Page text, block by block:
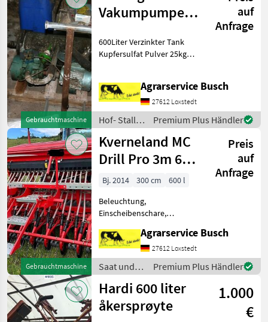
/ Amazone
Gebrauchtmaschine
Vakumpumpe
Schlldämpfer
auf
Anfrage
600Liter Verzinkter Tank
Kupfersulfat Pulver 25kg
MelktechnikAgrarservice Busch
27612 Loxstedt
Hof- Stall-
und
Weidetechnik
/ Sonstige
Premium Plus Händler
Gebrauchtmaschine
Kverneland MC
Drill Pro 3m 600
Liter
Saatguttank 24
CX Säs
Preis
auf
Anfrage
Bj. 2014 300 cm
600 l
Beleuchtung,
Einscheibenschare,
Saatmengenverstellung,
hydr.
Schardruckverstellung,
Schleppschare,
Spuranreisser, Fahrwerk,
Fahrgassenmarkierung !
Agrarservice Busch
27612 Loxstedt
Saat und
Pflege /
Kverneland
Premium Plus Händler
Hardi 600 liter
åkersprøyte
1.000
€